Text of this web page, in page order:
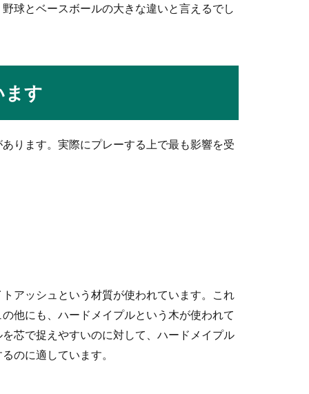
ら花束を用意する方も多いのではないでしょうか。フラダンス
することになったら、どんな戦術で挑めば試合に勝利することが
重量の目安と正しいやり方を解説
球とベースボールの大きな違いと言えるでし
ます
ります。実際にプレーする上で最も影響を受
アッシュという材質が使われています。これ
他にも、ハードメイプルという木が使われて
芯で捉えやすいのに対して、ハードメイプル
のに適しています。